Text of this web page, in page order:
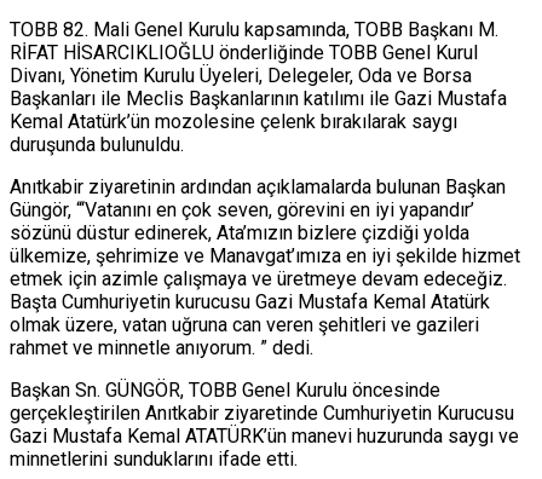
TOBB 82. Mali Genel Kurulu kapsamında, TOBB Başkanı M.
RİFAT HİSARCIKLIOĞLU önderliğinde TOBB Genel Kurul
Divanı, Yönetim Kurulu Üyeleri, Delegeler, Oda ve Borsa
Başkanları ile Meclis Başkanlarının katılımı ile Gazi Mustafa
Kemal Atatürk’ün mozolesine çelenk bırakılarak saygı
duruşunda bulunuldu.
Anıtkabir ziyaretinin ardından açıklamalarda bulunan Başkan
Güngör, “‘Vatanını en çok seven, görevini en iyi yapandır’
sözünü düstur edinerek, Ata’mızın bizlere çizdiği yolda
ülkemize, şehrimize ve Manavgat’ımıza en iyi şekilde hizmet
etmek için azimle çalışmaya ve üretmeye devam edeceğiz.
Başta Cumhuriyetin kurucusu Gazi Mustafa Kemal Atatürk
olmak üzere, vatan uğruna can veren şehitleri ve gazileri
rahmet ve minnetle anıyorum. ” dedi.
Başkan Sn. GÜNGÖR, TOBB Genel Kurulu öncesinde
gerçekleştirilen Anıtkabir ziyaretinde Cumhuriyetin Kurucusu
Gazi Mustafa Kemal ATATÜRK’ün manevi huzurunda saygı ve
minnetlerini sunduklarını ifade etti.